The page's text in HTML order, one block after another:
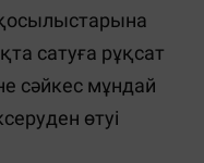
сатуға рұқсат
сәйкес мұндай
өтуі